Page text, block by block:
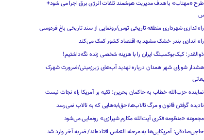
طرح «مهتاب» با هدف مدیریت هوشمند تلفات انرژی برق اجرا می شود+
راه‌اندازی شهرداری منطقه تاریخی توس/رونمایی از سند تاریخی باغ فردوسی
راه اندازی بندر خشک مشهد به اقتصاد کشور کمک می‌کند
ذوالقدر: کیک‌بوکسینگ ایران را با هزینه شخصی زنده نگه‌داشتیم!
هشدار شورای شهر همدان درباره تهدید آب‌های زیرزمینی/ضرورت شهرک
نماینده حزب‌الله خطاب به حاکمان بحرین: تکیه بر آمریکا راه نجات نیست
نادیده گرفتن قانون و مرگ تالاب‌ها؛حق‌ابه‌هایی که به تالاب نمی‌رسد
مجموعه «منظومه فکری آیت‌الله مکارم شیرازی» رونمایی می‌شود
حاجی‌صادقی: آمریکایی‌ها به مرحله التماس افتاده‌اند/‌ ضربه آخر ‌وارد شد